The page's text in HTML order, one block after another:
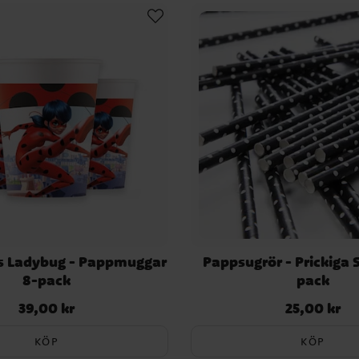
i Paris. När ondska
Noir och tillsammans
Ladybug - Pappmuggar
8-pack
Pris:39,00 kr
39,00 kr
KÖP
Pappsugrör - Prickiga
pack
Pris:25,00 kr
25,00 kr
KÖP